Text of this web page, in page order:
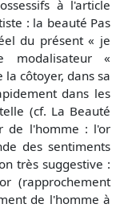
à l'article
: la beauté Pas
du présent « je
modalisateur «
côtoyer, dans sa
dans les
(cf. La Beauté
de l'homme : l'or
des sentiments
très suggestive :
(rapprochement
de l'homme à